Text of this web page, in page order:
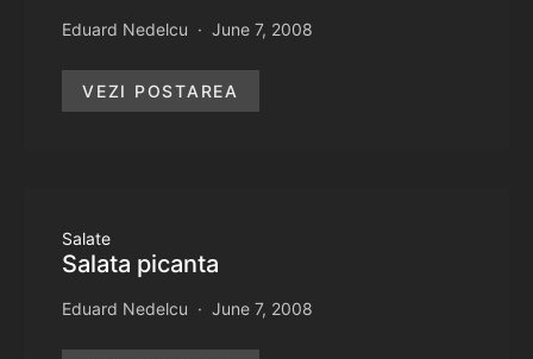
Eduard Nedelcu June 7, 2008
VEZI POSTAREA
Salate
Salata picanta
Eduard Nedelcu June 7, 2008